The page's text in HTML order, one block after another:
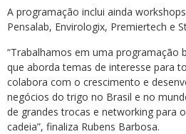
A programação inclui ainda
Pensalab, Envirologix, Premiertech e
“Trabalhamos em uma programação
que aborda temas de interesse para
colabora com o crescimento e
negócios do trigo no Brasil e no
de grandes trocas e networking para
cadeia”, finaliza Rubens Barbosa.